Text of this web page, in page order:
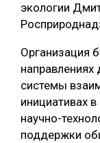
экологии
Организация
направлениях
системы
инициативах
научно-
поддержки